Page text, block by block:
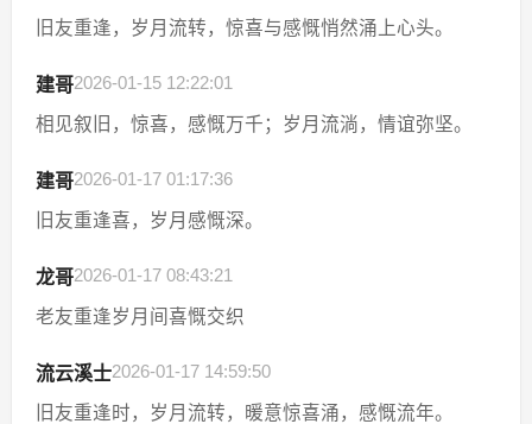
旧友重逢，岁月流转，惊喜与感慨悄然涌上心头。
建哥2026-01-15 12:22:01
相见叙旧，惊喜，感慨万千；岁月流淌，情谊弥坚。
建哥2026-01-17 01:17:36
旧友重逢喜，岁月感慨深。
龙哥2026-01-17 08:43:21
老友重逢岁月间喜慨交织
流云溪士2026-01-17 14:59:50
旧友重逢时，岁月流转，暖意惊喜涌，感慨流年。